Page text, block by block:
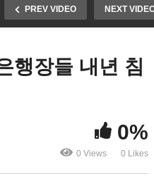
PREV VIDEO NEXT
행장들 내년 침
0%
0 Views 0 Likes